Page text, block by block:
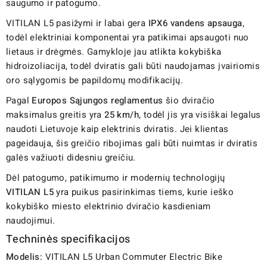
saugumo ir patogumo.
VITILAN L5 pasižymi ir labai gera IPX6 vandens apsauga,
todėl elektriniai komponentai yra patikimai apsaugoti nuo
lietaus ir drėgmės. Gamykloje jau atlikta kokybiška
hidroizoliacija, todėl dviratis gali būti naudojamas įvairiomis
oro sąlygomis be papildomų modifikacijų.
Pagal Europos Sąjungos reglamentus šio dviračio
maksimalus greitis yra25 km/h, todėl jis yra visiškai legalus
naudoti Lietuvoje kaip elektrinis dviratis. Jei klientas
pageidauja, šis greičio ribojimas gali būti nuimtas ir dviratis
galės važiuoti didesniu greičiu.
Dėl patogumo, patikimumo ir modernių technologijų
VITILAN L5yra puikus pasirinkimas tiems, kurie ieško
kokybiško miesto elektrinio dviračio kasdieniam
naudojimui.
Techninės specifikacijos
Modelis: VITILAN L5 Urban Commuter Electric Bike